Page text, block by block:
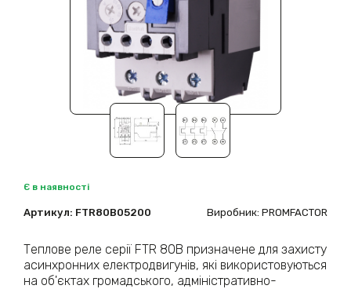
Є в наявності
Артикул: FTR80B05200 Виробник: PROMFACTOR
Теплове реле серії FTR 80В призначене для захисту
асинхронних електродвигунів, які використовуються
на об'єктах громадського, адміністративно-